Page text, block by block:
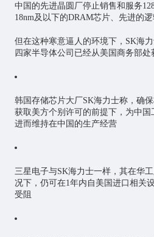
中国的先进晶圆厂停止销售和服务
18nm及以下的DRAM芯片、先进的逻
但在这种寒意逼人的环境下，SK海
四家半导体公司已经从美国商务部处
韩国存储芯片大厂SK海力士称，确
获取美方个别许可的前提下，为中国
进而维持在中国的生产经营
三星电子与SK海力士一样，其在华
况下，仍可在1年内自美国进口相关
受阻